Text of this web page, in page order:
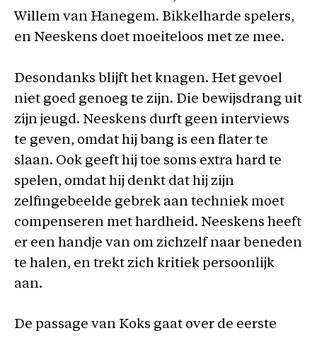
Willem van Hanegem. Bikkelharde spelers,
en Neeskens doet moeiteloos met ze mee.
Desondanks blijft het knagen. Het gevoel
niet goed genoeg te zijn. Die bewijsdrang uit
zijn jeugd. Neeskens durft geen interviews
te geven, omdat hij bang is een flater te
slaan. Ook geeft hij toe soms extra hard te
spelen, omdat hij denkt dat hij zijn
zelfingebeelde gebrek aan techniek moet
compenseren met hardheid. Neeskens heeft
er een handje van om zichzelf naar beneden
te halen, en trekt zich kritiek persoonlijk
aan.
De passage van Koks gaat over de eerste